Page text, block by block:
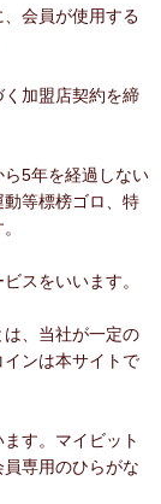
会員が使用する
加盟店契約を締
5年を経過しない
等標榜ゴロ、特
スをいいます。
、当社が一定の
ンは本サイトで
す。マイビット
専用のひらがな